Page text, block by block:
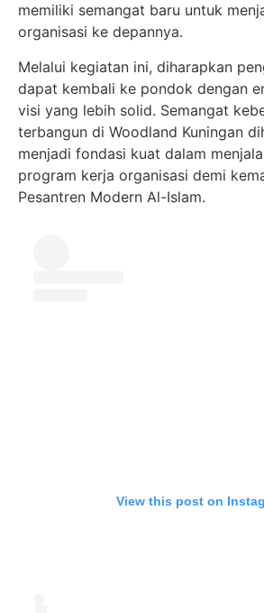
memiliki semangat baru untuk
organisasi ke depannya.
Melalui kegiatan ini, diharapkan
dapat kembali ke pondok dengan
visi yang lebih solid. Semangat
terbangun di Woodland Kuningan
menjadi fondasi kuat dalam
program kerja organisasi demi
Pesantren Modern Al-Islam.
View this post on